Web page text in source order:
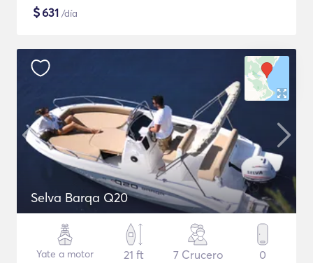
$631 /día
Selva Barqa Q20
Yate a motor
21 ft
7 Crucero 0